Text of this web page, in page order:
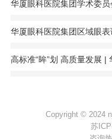
Copyright © 2024
苏